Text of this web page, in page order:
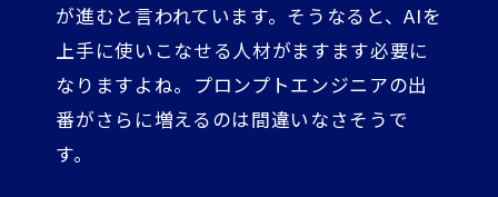
が進むと言われています。そうなると、AIを
上手に使いこなせる人材がますます必要に
なりますよね。プロンプトエンジニアの出
番がさらに増えるのは間違いなさそうで
す。